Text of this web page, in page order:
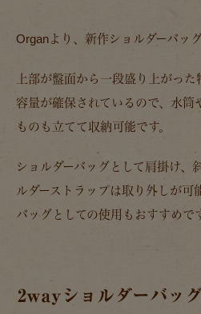
Organより、新作ショルダーバッ
上部が盤面から一段盛り上がっ
容量が確保されているので、水筒
ものも立てて収納可能です。
ショルダーバッグとして肩掛け、
ルダーストラップは取り外しが可
バッグとしての使用もおすすめで
2wayショルダーバッ